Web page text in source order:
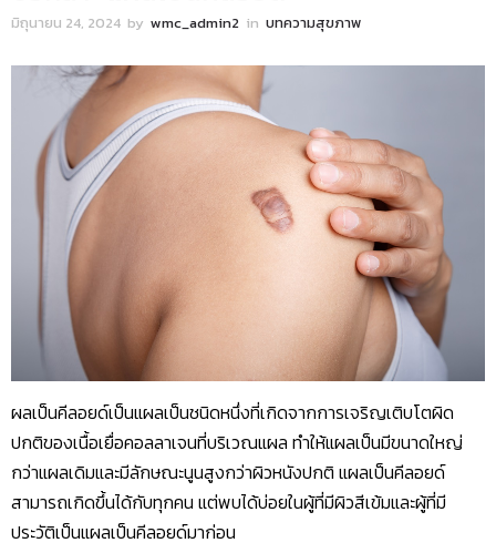
มิถุนายน 24, 2024 by wmc_admin2 in บทความสุขภาพ
ผลเป็นคีลอยด์เป็นแผลเป็นชนิดหนึ่งที่เกิดจากการเจริญเติบโตผิด
ปกติของเนื้อเยื่อคอลลาเจนที่บริเวณแผล ทำให้แผลเป็นมีขนาดใหญ่
กว่าแผลเดิมและมีลักษณะนูนสูงกว่าผิวหนังปกติ แผลเป็นคีลอยด์
สามารถเกิดขึ้นได้กับทุกคน แต่พบได้บ่อยในผู้ที่มีผิวสีเข้มและผู้ที่มี
ประวัติเป็นแผลเป็นคีลอยด์มาก่อน